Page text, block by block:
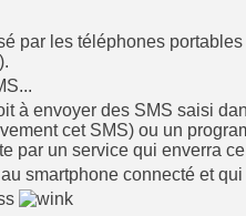
par les téléphones
à envoyer des SMS saisi
cet SMS) ou un
par un service qui enverra
smartphone connecté et